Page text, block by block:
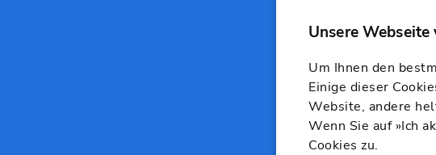
Um Ihnen den
Einige dieser
Website, andere
Wenn Sie auf »Ich
Cookies zu.